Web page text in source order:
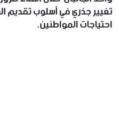
تغيير جذري في أسلوب تقديم
احتياجات المواطنين.